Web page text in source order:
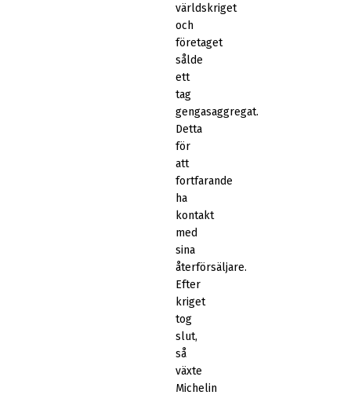
världskriget
och
företaget
sålde
ett
tag
gengasaggregat.
Detta
för
att
fortfarande
ha
kontakt
med
sina
återförsäljare.
Efter
kriget
tog
slut,
så
växte
Michelin